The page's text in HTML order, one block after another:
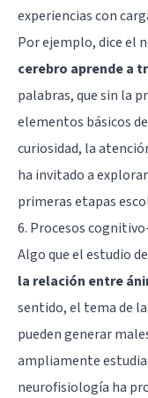
experiencias con
Por ejemplo, dice el
cerebro aprende a
palabras, que sin la
elementos básicos
curiosidad, la
ha invitado a
primeras etapas
6. Procesos
Algo que el estudio
la relación entre
sentido, el tema de
pueden generar
ampliamente
neurofisiología ha